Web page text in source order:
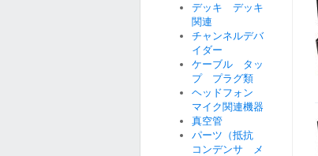
デッキ デッキ
関連
チャンネルデバ
イダー
ケーブル タッ
プ プラグ類
ヘッドフォン
マイク関連機器
真空管
パーツ（抵抗
コンデンサ メ